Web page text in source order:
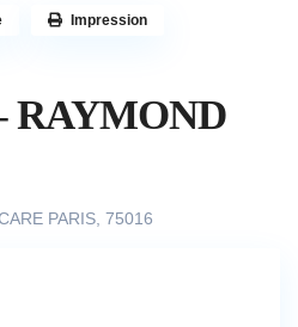
RAYMOND
PARIS, 75016
Impression